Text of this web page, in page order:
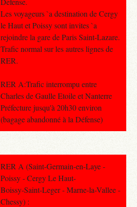
Les voyageurs `a destination de Cergy
le Haut et Poissy sont invites `a
rejoindre la gare de Paris Saint-Lazare.
Trafic normal sur les autres lignes de
RER.
RER A:Trafic interrompu entre
Charles de Gaulle Etoile et Nanterre
Préfecture jusqu'à 20h30 environ
(bagage abandonné à la Défense)
RER A (Saint-Germain-en-Laye -
Poissy - Cergy Le Haut-
Boissy-Saint-Leger - Marne-la-Vallee -
Chessy) :